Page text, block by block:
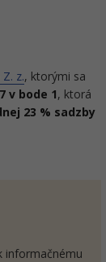
z., ktorými sa
v bode 1, ktorá
23 % sadzby
informačnému